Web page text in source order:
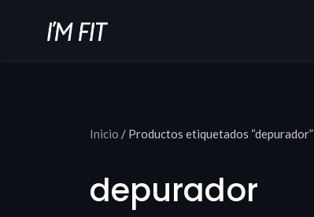
Inicio / Productos etiquetados “depurador”
depurador